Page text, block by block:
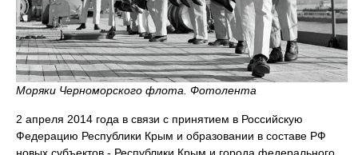
Моряки Черноморского флота. Фотолента
2 апреля 2014 года в связи с принятием в Российскую
Федерацию Республики Крым и образовании в составе РФ